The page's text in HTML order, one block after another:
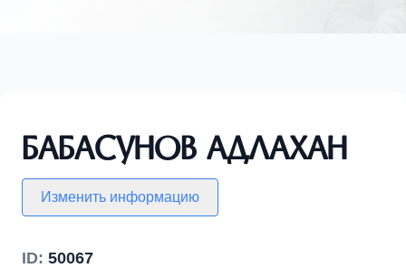
Бабасунов Адлахан
Изменить информацию
ID: 50067